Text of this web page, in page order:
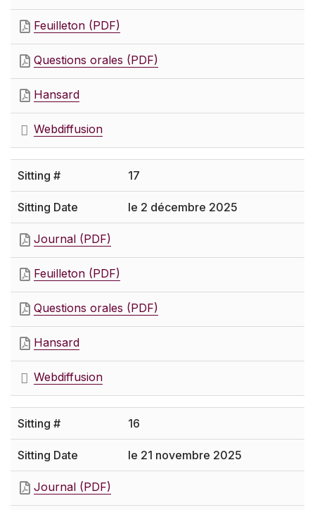
Feuilleton (PDF)
Questions orales (PDF)
Hansard
Webdiffusion
17
le 2 décembre 2025
Journal (PDF)
Feuilleton (PDF)
Questions orales (PDF)
Hansard
Webdiffusion
16
le 21 novembre 2025
Journal (PDF)